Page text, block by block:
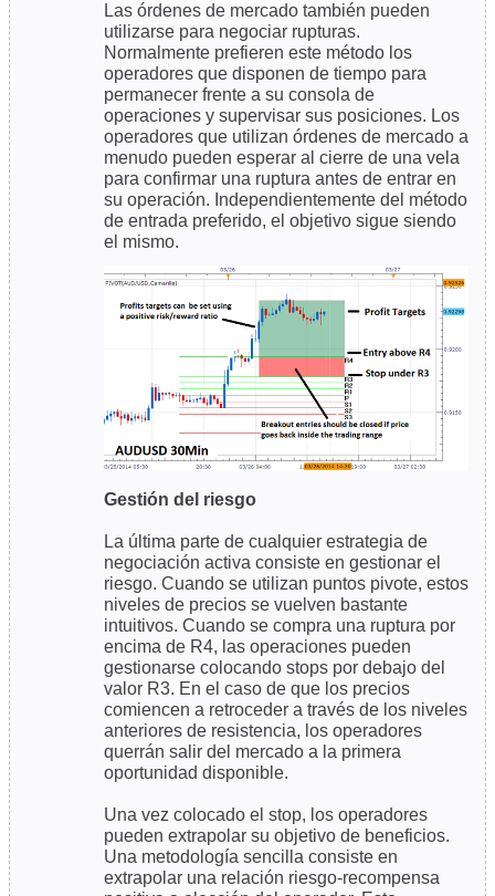
Las órdenes de mercado también pueden
utilizarse para negociar rupturas.
Normalmente prefieren este método los
operadores que disponen de tiempo para
permanecer frente a su consola de
operaciones y supervisar sus posiciones. Los
operadores que utilizan órdenes de mercado a
menudo pueden esperar al cierre de una vela
para confirmar una ruptura antes de entrar en
su operación. Independientemente del método
de entrada preferido, el objetivo sigue siendo
el mismo.
Gestión del riesgo
La última parte de cualquier estrategia de
negociación activa consiste en gestionar el
riesgo. Cuando se utilizan puntos pivote, estos
niveles de precios se vuelven bastante
intuitivos. Cuando se compra una ruptura por
encima de R4, las operaciones pueden
gestionarse colocando stops por debajo del
valor R3. En el caso de que los precios
comiencen a retroceder a través de los niveles
anteriores de resistencia, los operadores
querrán salir del mercado a la primera
oportunidad disponible.
Una vez colocado el stop, los operadores
pueden extrapolar su objetivo de beneficios.
Una metodología sencilla consiste en
extrapolar una relación riesgo-recompensa